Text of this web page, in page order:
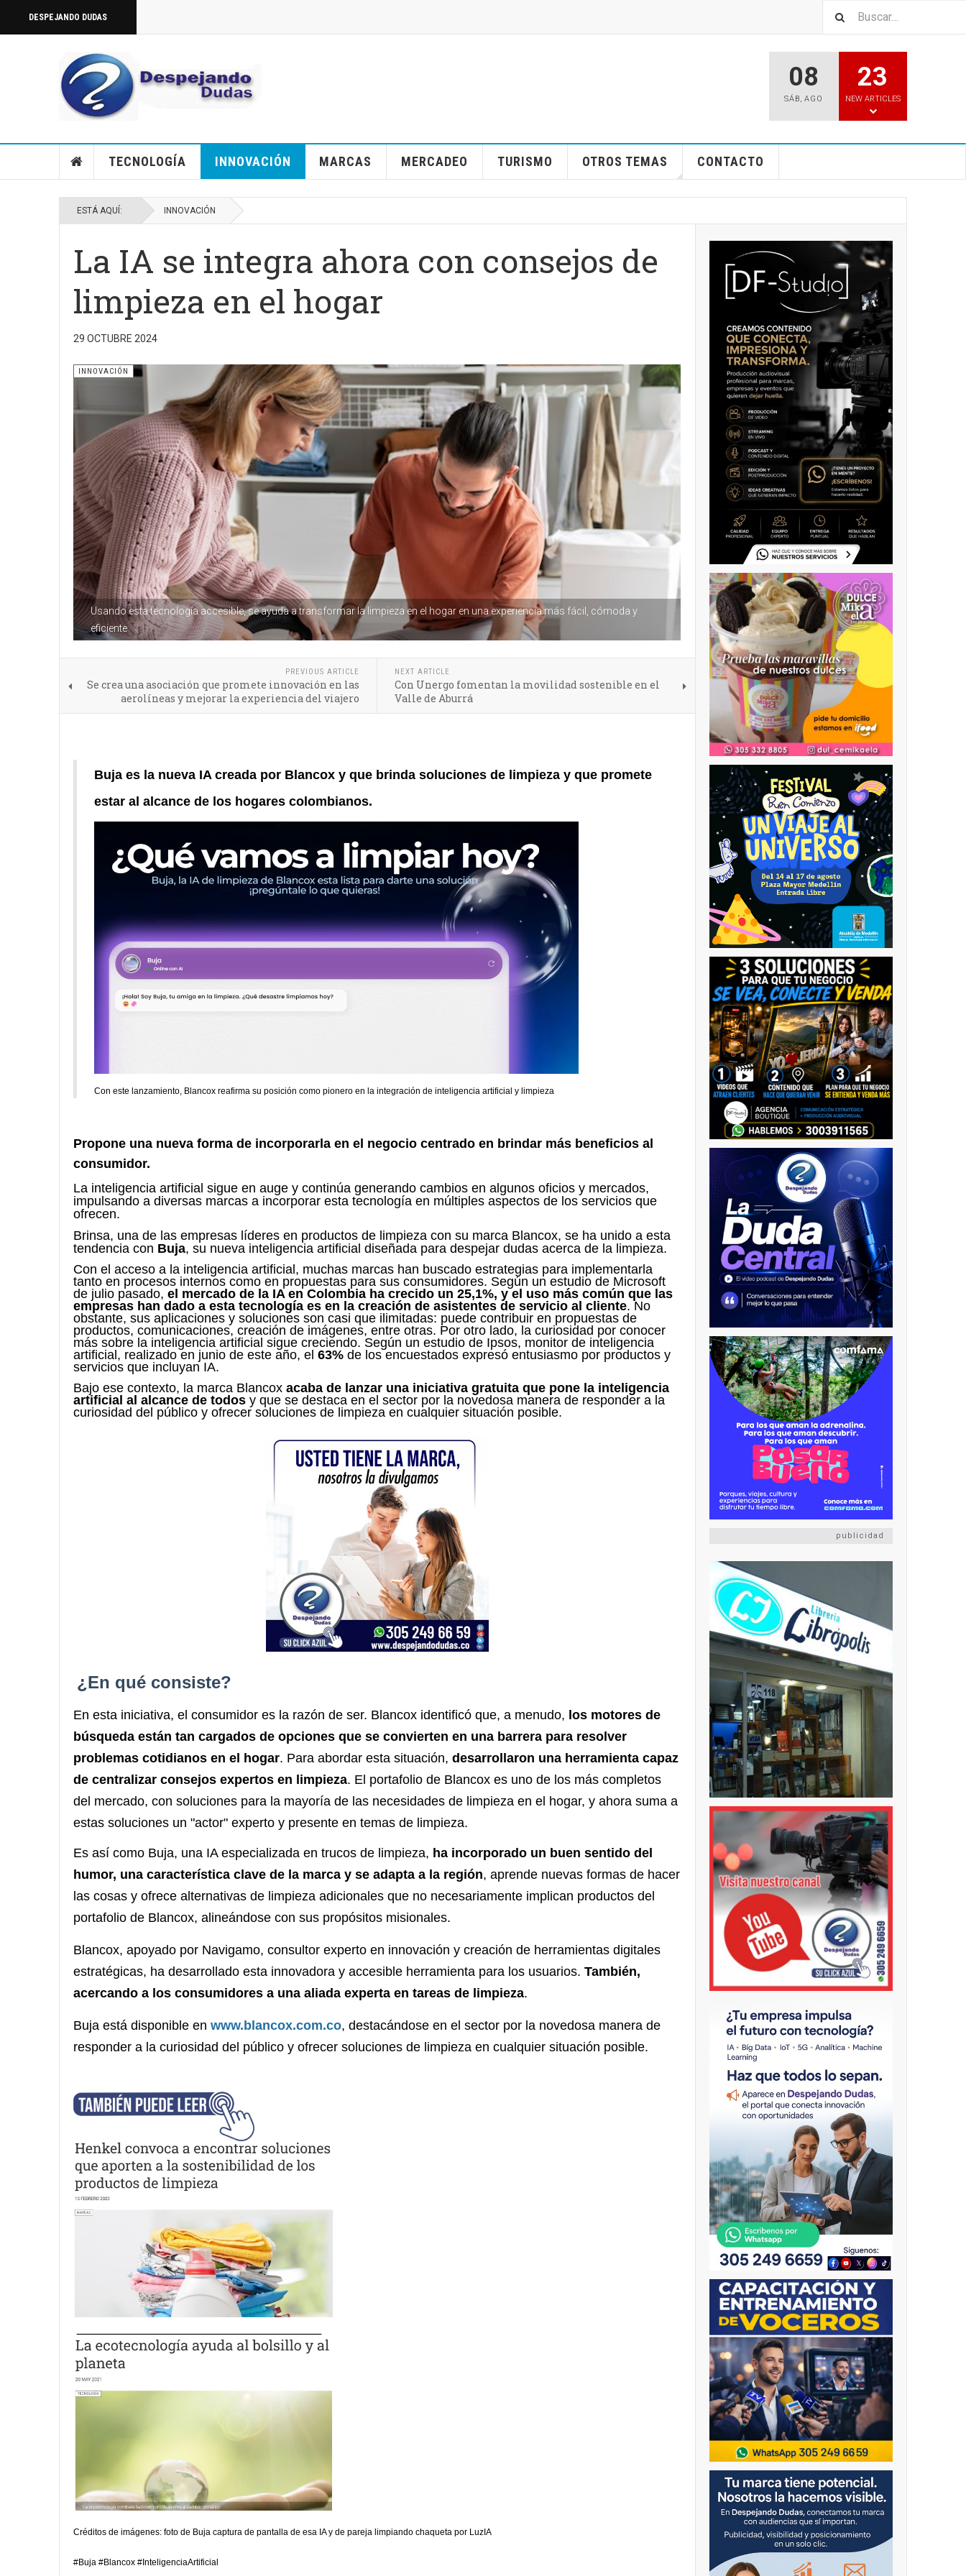
DESPEJANDO DUDAS
08
SÁB, AGO
23
NEW ARTICLES
TECNOLOGÍA INNOVACIÓN MARCAS MERCADEO TURISMO OTROS TEMAS CONTACTO
ESTÁ AQUÍ: INNOVACIÓN
La IA se integra ahora con consejos de
limpieza en el hogar
29 OCTUBRE 2024
Usando esta tecnología accesible, se ayuda a transformar la limpieza en el hogar en una experiencia más fácil, cómoda y
eficiente
INNOVACIÓN
PREVIOUS ARTICLE
Se crea una asociación que promete innovación en las
aerolíneas y mejorar la experiencia del viajero
NEXT ARTICLE
Con Unergo fomentan la movilidad sostenible en el
Valle de Aburrá
Buja es la nueva IA creada por Blancox y que brinda soluciones de limpieza y que promete
estar al alcance de los hogares colombianos.
Con este lanzamiento, Blancox reafirma su posición como pionero en la integración de inteligencia artificial y limpieza
Propone una nueva forma de incorporarla en el negocio centrado en brindar más beneficios al
consumidor.
La inteligencia artificial sigue en auge y continúa generando cambios en algunos oficios y mercados,
impulsando a diversas marcas a incorporar esta tecnología en múltiples aspectos de los servicios que
ofrecen.
Brinsa, una de las empresas líderes en productos de limpieza con su marca Blancox, se ha unido a esta
tendencia con Buja, su nueva inteligencia artificial diseñada para despejar dudas acerca de la limpieza.
Con el acceso a la inteligencia artificial, muchas marcas han buscado estrategias para implementarla
tanto en procesos internos como en propuestas para sus consumidores. Según un estudio de Microsoft
de julio pasado, el mercado de la IA en Colombia ha crecido un 25,1%, y el uso más común que las
empresas han dado a esta tecnología es en la creación de asistentes de servicio al cliente. No
obstante, sus aplicaciones y soluciones son casi que ilimitadas: puede contribuir en propuestas de
productos, comunicaciones, creación de imágenes, entre otras. Por otro lado, la curiosidad por conocer
más sobre la inteligencia artificial sigue creciendo. Según un estudio de Ipsos, monitor de inteligencia
artificial, realizado en junio de este año, el 63% de los encuestados expresó entusiasmo por productos y
servicios que incluyan IA.
Bajo ese contexto, la marca Blancox acaba de lanzar una iniciativa gratuita que pone la inteligencia
artificial al alcance de todos y que se destaca en el sector por la novedosa manera de responder a la
curiosidad del público y ofrecer soluciones de limpieza en cualquier situación posible.
¿En qué consiste?
En esta iniciativa, el consumidor es la razón de ser. Blancox identificó que, a menudo, los motores de
búsqueda están tan cargados de opciones que se convierten en una barrera para resolver
problemas cotidianos en el hogar. Para abordar esta situación, desarrollaron una herramienta capaz
de centralizar consejos expertos en limpieza. El portafolio de Blancox es uno de los más completos
del mercado, con soluciones para la mayoría de las necesidades de limpieza en el hogar, y ahora suma a
estas soluciones un "actor" experto y presente en temas de limpieza.
Es así como Buja, una IA especializada en trucos de limpieza, ha incorporado un buen sentido del
humor, una característica clave de la marca y se adapta a la región, aprende nuevas formas de hacer
las cosas y ofrece alternativas de limpieza adicionales que no necesariamente implican productos del
portafolio de Blancox, alineándose con sus propósitos misionales.
Blancox, apoyado por Navigamo, consultor experto en innovación y creación de herramientas digitales
estratégicas, ha desarrollado esta innovadora y accesible herramienta para los usuarios. También,
acercando a los consumidores a una aliada experta en tareas de limpieza.
Buja está disponible en www.blancox.com.co, destacándose en el sector por la novedosa manera de
responder a la curiosidad del público y ofrecer soluciones de limpieza en cualquier situación posible.
Créditos de imágenes: foto de Buja captura de pantalla de esa IA y de pareja limpiando chaqueta por LuzIA
#Buja #Blancox #InteligenciaArtificial
publicidad